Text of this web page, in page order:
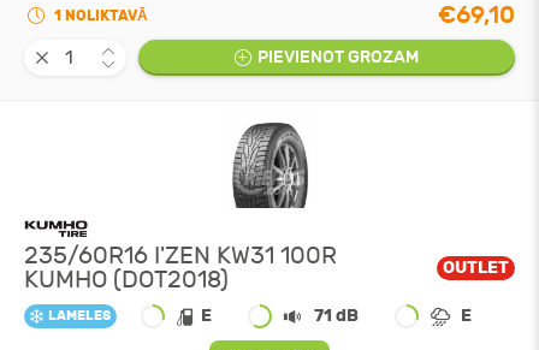
1 NOLIKTAVĀ €69,10
PIEVIENOT GROZAM
235/60R16 I'ZEN KW31 100R
KUMHO (DOT2018)
OUTLET
LAMELES E 71 dB E